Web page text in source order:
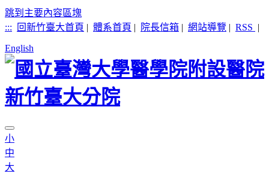
跳到主要內容區塊
:::
回新竹臺大首頁 | 體系首頁 | 院長信箱 | 網站導覽 | RSS |
English
小
中
大